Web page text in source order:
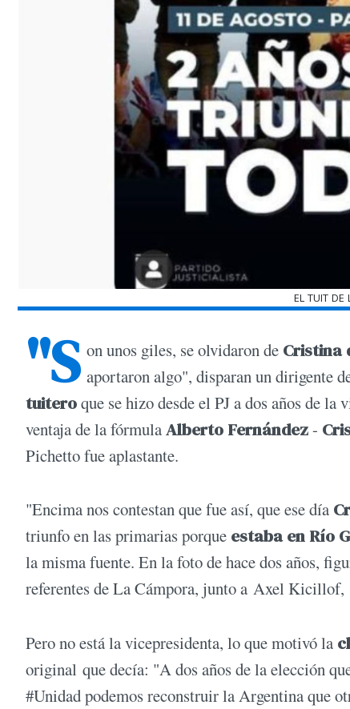
EL TUIT
"S on unos giles, se olvidaron de Cristina
aportaron algo", disparan un dirigente
tuiteroque se hizo desde el PJ a dos años de
ventaja de la fórmulaAlberto Fernández-
Pichetto fue aplastante.
"Encima nos contestan que fue así, que ese día
triunfo en las primarias porque estaba en Río
la misma fuente. En la foto de hace dos años,
referentes de La Cámpora, junto a Axel
Pero no está la vicepresidenta, lo que motivó la
original que decía: "A dos años de la elección
#Unidad podemos reconstruir la Argentina que